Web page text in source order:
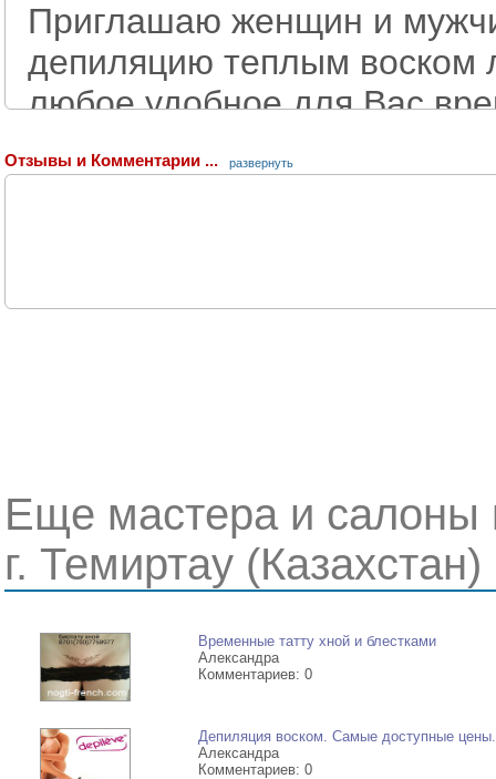
Приглашаю женщин и
депиляцию теплым воском
любое удобное для Вас
Подмышки - 300, ноги -
бикини - 1000-3000(
-->
Отзывы и Комментарии ... развернуть
Еще мастера и салоны
г. Темиртау (Казахстан)
Временные татту хной и блестками
Александра
Комментариев: 0
Депиляция воском. Самые доступные цены.
Александра
Комментариев: 0